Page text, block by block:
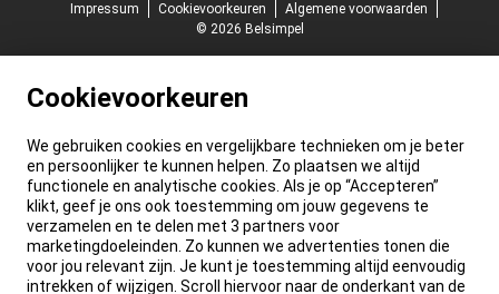
Impressum
Cookievoorkeuren
Algemene voorwaarden
© 2026 Belsimpel
Cookievoorkeuren
We gebruiken cookies en vergelijkbare technieken om je beter
en persoonlijker te kunnen helpen. Zo plaatsen we altijd
functionele en analytische cookies. Als je op “Accepteren”
klikt, geef je ons ook toestemming om jouw gegevens te
verzamelen en te delen met 3 partners voor
marketingdoeleinden. Zo kunnen we advertenties tonen die
voor jou relevant zijn. Je kunt je toestemming altijd eenvoudig
intrekken of wijzigen. Scroll hiervoor naar de onderkant van de